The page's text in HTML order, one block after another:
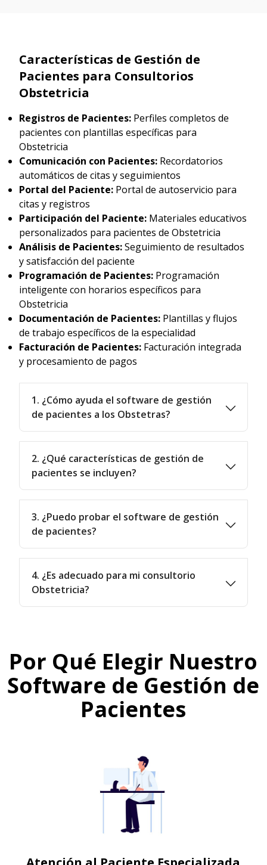
Características de Gestión de
Pacientes para Consultorios
Obstetricia
Registros de Pacientes: Perfiles completos de
pacientes con plantillas específicas para
Obstetricia
Comunicación con Pacientes: Recordatorios
automáticos de citas y seguimientos
Portal del Paciente: Portal de autoservicio para
citas y registros
Participación del Paciente: Materiales educativos
personalizados para pacientes de Obstetricia
Análisis de Pacientes:Seguimiento de resultados
y satisfacción del paciente
Programación de Pacientes: Programación
inteligente con horarios específicos para
Obstetricia
Documentación de Pacientes: Plantillas y flujos
de trabajo específicos de la especialidad
Facturación de Pacientes: Facturación integrada
y procesamiento de pagos
1. ¿Cómo ayuda el software de gestión
de pacientes a los Obstetras?
2. ¿Qué características de gestión de
pacientes se incluyen?
3. ¿Puedo probar el software de gestión
de pacientes?
4. ¿Es adecuado para mi consultorio
Obstetricia?
Por Qué Elegir Nuestro
Software de Gestión de
Pacientes